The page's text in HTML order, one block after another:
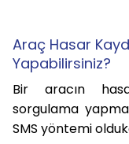
Araç Hasar
Yapabilirsiniz?
Bir aracın
sorgulama
SMS yöntemi